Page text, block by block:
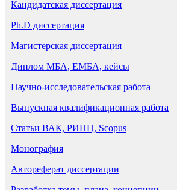
Кандидатская диссертация
Ph.D диссертация
Магистерская диссертация
Диплом МБА, ЕМБА, кейсы
Научно-исследовательская работа
Выпускная квалификационная работа
Статьи ВАК, РИНЦ, Scopus
Монография
Автореферат диссертации